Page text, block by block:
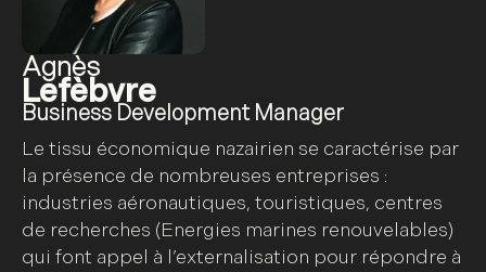
Agnès
Lefèbvre
Business Development Manager
Le tissu économique nazairien se caractérise par
la présence de nombreuses entreprises :
industries aéronautiques, touristiques, centres
de recherches (Energies marines renouvelables)
qui font appel à l’externalisation pour répondre à